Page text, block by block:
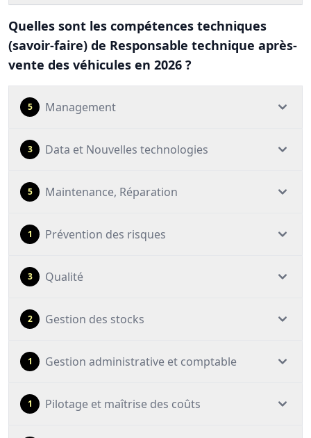
Quelles sont les compétences techniques
(savoir-faire) de Responsable technique après-
vente des véhicules en 2026 ?
5 Management
3 Data et Nouvelles technologies
5 Maintenance, Réparation
1 Prévention des risques
3 Qualité
2 Gestion des stocks
1 Gestion administrative et comptable
1 Pilotage et maîtrise des coûts